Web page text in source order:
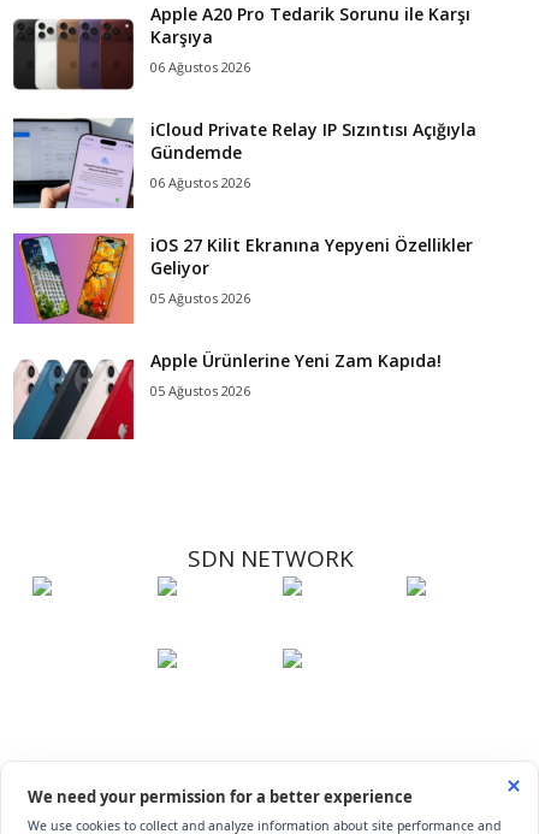
Apple A20 Pro Tedarik Sorunu ile Karşı
Karşıya
06 Ağustos 2026
iCloud Private Relay IP Sızıntısı Açığıyla
Gündemde
06 Ağustos 2026
iOS 27 Kilit Ekranına Yepyeni Özellikler
Geliyor
05 Ağustos 2026
Apple Ürünlerine Yeni Zam Kapıda!
05 Ağustos 2026
SDN NETWORK